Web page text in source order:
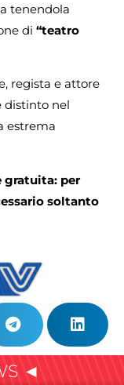
tenendola
di “teatro
regista e attore
distinto nel
estrema
gratuita: per
soltanto
◄